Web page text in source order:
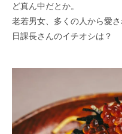
ど真ん中だとか。
老若男女、多くの人から愛
日課長さんのイチオシは？